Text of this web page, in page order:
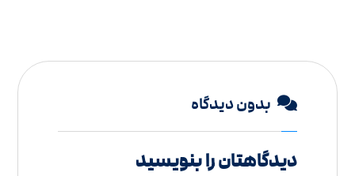
بدون دیدگاه
دیدگاهتان را بنویسید